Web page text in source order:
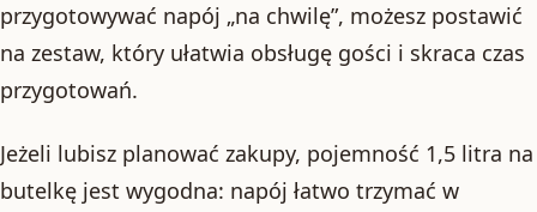
przygotowywać napój „na chwilę”, możesz postawić
na zestaw, który ułatwia obsługę gości i skraca czas
przygotowań.
Jeżeli lubisz planować zakupy, pojemność 1,5 litra na
butelkę jest wygodna: napój łatwo trzymać w